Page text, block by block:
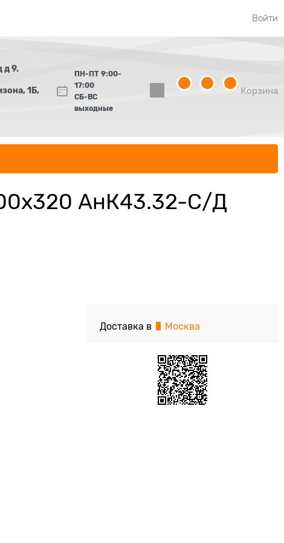
Войти
д 9.
1Б,
ПН-ПТ 9:00-
17:00
СБ-ВС
выходные
Корзина
АнК43.32-С/Д
Доставка в Москва